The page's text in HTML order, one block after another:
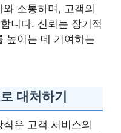
소통하며, 고객의
니다. 신뢰는 장기적
높이는 데 기여하는
대처하기
은 고객 서비스의